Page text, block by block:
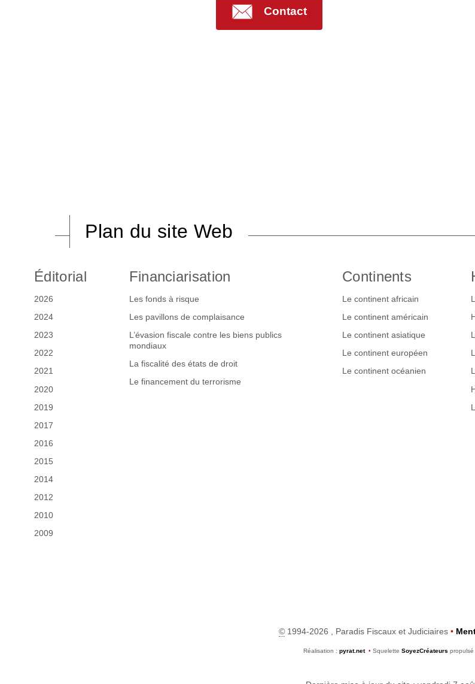
Contact
Plan du site Web
Éditorial
2026
2024
2023
2022
2021
2020
2019
2017
2016
2015
2014
2012
2010
2009
Financiarisation
Les fonds à risque
Les pavillons de complaisance
L’évasion fiscale contre les biens publics
mondiaux
La fiscalité des états de droit
Le financement du terrorisme
Continents
Le continent africain
Le continent américain
Le continent asiatique
Le continent européen
Le continent océanien
©1994-2026 , Paradis Fiscaux et Judiciaires •
Réalisation : pyrat.net • Squelette SoyezCréateurs propulsé